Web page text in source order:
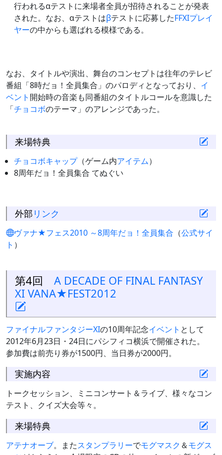
行われるαテストに来場者全員が招待されることが発表
された。なお、αテストはβテストに応募したFFXIプレイ
ヤーの中からも選ばれる模様である。
なお、タイトルや演出、舞台のコンセプトは往年のテレビ
番組「8時だョ！全員集合」のパロディとなっており、 イ
ベント 開始時の音楽も同番組のタイトルコールを意識した
「チョコボのテーマ」のアレンジであった。
来場特典
チョコボキャップ（ゲーム内アイテム）
8周年だョ！全員集合 てぬぐい
外部 リンク
ヴァナ★フェス2010 ～8周年だョ！全員集合 （公式サイ
ト ）
第4回 A DECADE OF FINAL FANTASY
XI VANA★FEST2012
ファイナルファンタジーXIの10周年記念イベント として
2012年6月23日・24日にパシフィコ横浜で開催された。
参加費は前売り券が1500円、当日券が2000円。
実施内容
トークセッション、ミニコンサート＆ライブ、様々なコン
テスト、クイズ大会等々。
来場特典
アテナオーブ。またスタンプラリーでモグマスク ＆モグス